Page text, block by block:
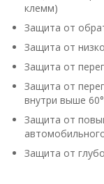
клемм)
Защита от
Защита от
Защита от
Защита от
внутри выше
Защита от
Защита от